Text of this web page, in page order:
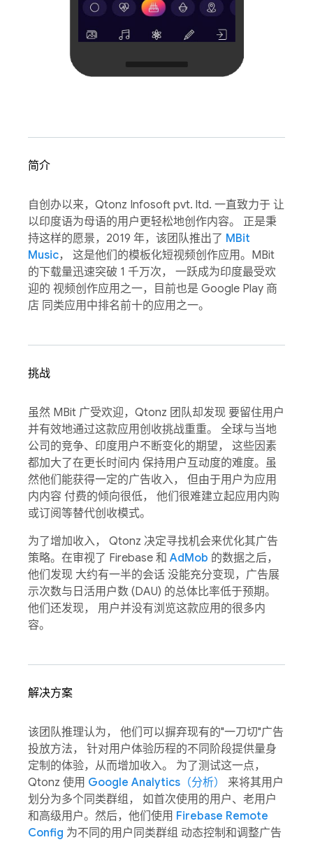
简介
自创办以来，Qtonz Infosoft pvt. ltd. 一直致力于 让
以印度语为母语的用户更轻松地创作内容。 正是秉
持这样的愿景，2019 年，该团队推出了 MBit
Music， 这是他们的模板化短视频创作应用。MBit
的下载量迅速突破 1 千万次， 一跃成为印度最受欢
迎的 视频创作应用之一，目前也是 Google Play 商
店 同类应用中排名前十的应用之一。
挑战
虽然 MBit 广受欢迎，Qtonz 团队却发现 要留住用户
并有效地通过这款应用创收挑战重重。 全球与当地
公司的竞争、印度用户不断变化的期望， 这些因素
都加大了在更长时间内 保持用户互动度的难度。虽
然他们能获得一定的广告收入， 但由于用户为应用
内内容 付费的倾向很低， 他们很难建立起应用内购
或订阅等替代创收模式。
为了增加收入， Qtonz 决定寻找机会来优化其广告
策略。在审视了 Firebase 和 AdMob 的数据之后，
他们发现 大约有一半的会话 没能充分变现，广告展
示次数与日活用户数 (DAU) 的总体比率低于预期。
他们还发现， 用户并没有浏览这款应用的很多内
容。
解决方案
该团队推理认为， 他们可以摒弃现有的"一刀切"广告
投放方法， 针对用户体验历程的不同阶段提供量身
定制的体验，从而增加收入。 为了测试这一点，
Qtonz 使用 Google Analytics（分析）
来将其用户
划分为多个同类群组， 如首次使用的用户、老用户
和高级用户。然后，他们使用 Firebase Remote
Config 为不同的用户同类群组 动态控制和调整广告